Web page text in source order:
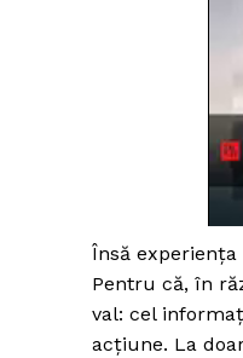
Însă
Pentru că, în
val: cel
acțiune. La